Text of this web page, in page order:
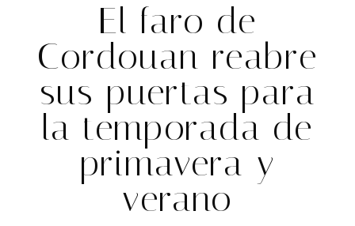
El faro de
Cordouan reabre
sus puertas para
la temporada de
primavera y
verano